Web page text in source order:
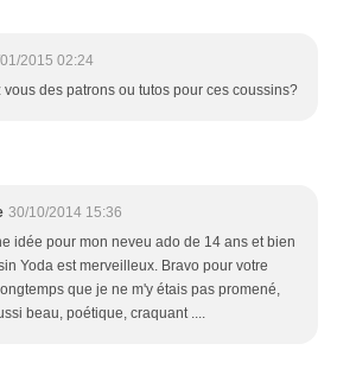
2015 02:24
vous des patrons ou tutos pour ces coussins?
30/10/2014 15:36
idée pour mon neveu ado de 14 ans et bien
Yoda est merveilleux. Bravo pour votre
que je ne m'y étais pas promené,
beau, poétique, craquant ....